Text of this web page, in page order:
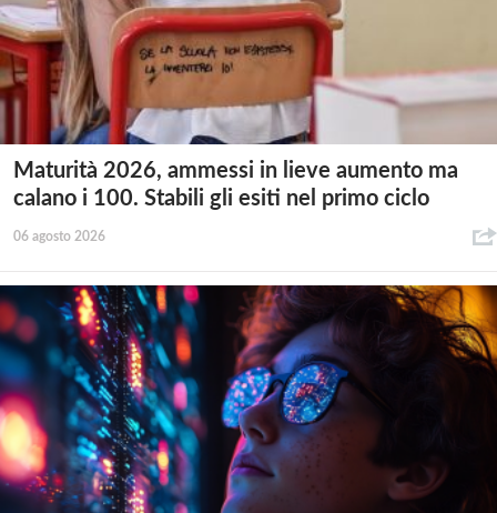
Maturità 2026, ammessi in lieve aumento ma
calano i 100. Stabili gli esiti nel primo ciclo
06 agosto 2026